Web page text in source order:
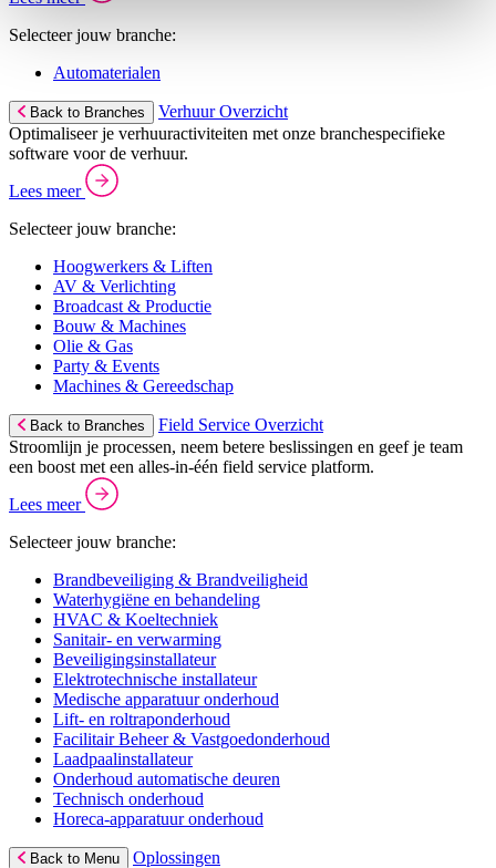
Selecteer jouw branche:
Automaterialen
Back to Branches
Verhuur Overzicht
Optimaliseer je verhuuractiviteiten met onze branchespecifieke
software voor de verhuur.
Lees meer
Selecteer jouw branche:
Hoogwerkers & Liften
AV & Verlichting
Broadcast & Productie
Bouw & Machines
Olie & Gas
Party & Events
Machines & Gereedschap
Back to Branches
Field Service Overzicht
Stroomlijn je processen, neem betere beslissingen en geef je team
een boost met een alles-in-één field service platform.
Lees meer
Selecteer jouw branche:
Brandbeveiliging & Brandveiligheid
Waterhygiëne en behandeling
HVAC & Koeltechniek
Sanitair- en verwarming
Beveiligingsinstallateur
Elektrotechnische installateur
Medische apparatuur onderhoud
Lift- en roltraponderhoud
Facilitair Beheer & Vastgoedonderhoud
Laadpaalinstallateur
Onderhoud automatische deuren
Technisch onderhoud
Horeca-apparatuur onderhoud
Back to Menu Oplossingen